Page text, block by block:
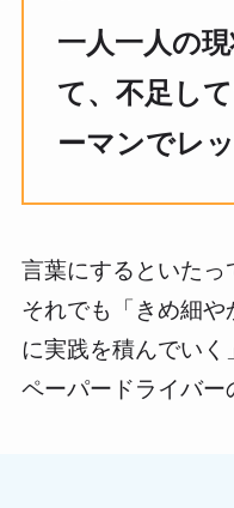
一人一人の
て、不足し
ーマンでレ
言葉にするといたっ
それでも「きめ細
に実践を積んでいく
ペーパードライバー